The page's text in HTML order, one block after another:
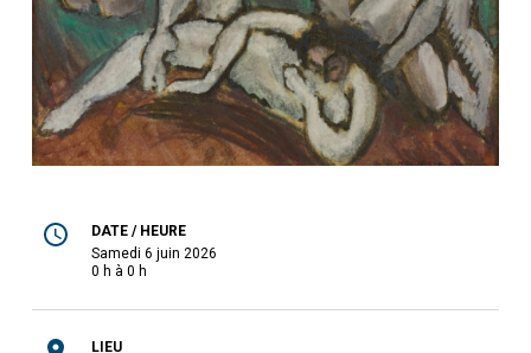
DATE / HEURE
samedi 6 juin 2026
0 h à 0 h
LIEU